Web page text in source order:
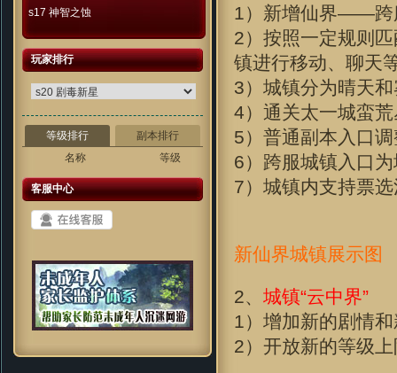
s17 神智之蚀
玩家排行
等级排行
副本排行
名称
等级
客服中心
1）新增仙界——跨
2）按照一定规则
镇进行移动、聊天
3）城镇分为晴天
4）通关太一城蛮
5）普通副本入口
6）跨服城镇入口
7）城镇内支持票
新仙界城镇展示图
2、 城镇“云中界”
1）增加新的剧情
2）开放新的等级